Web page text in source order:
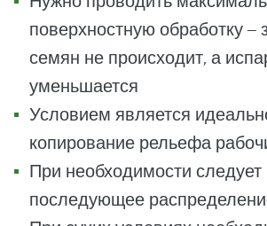
поверхностную обработку –
семян не происходит, а
уменьшается
Условием является
копирование рельефа
При необходимости следует
последующее